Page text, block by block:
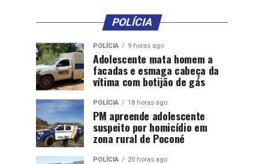
POLÍCIA
POLÍCIA 9 horas ago
Adolescente mata homem a
facadas e esmaga cabeça da
vítima com botijão de gás
POLÍCIA 18 horas ago
PM apreende adolescente
suspeito por homicídio em
zona rural de Poconé
POLÍCIA 20 horas ago